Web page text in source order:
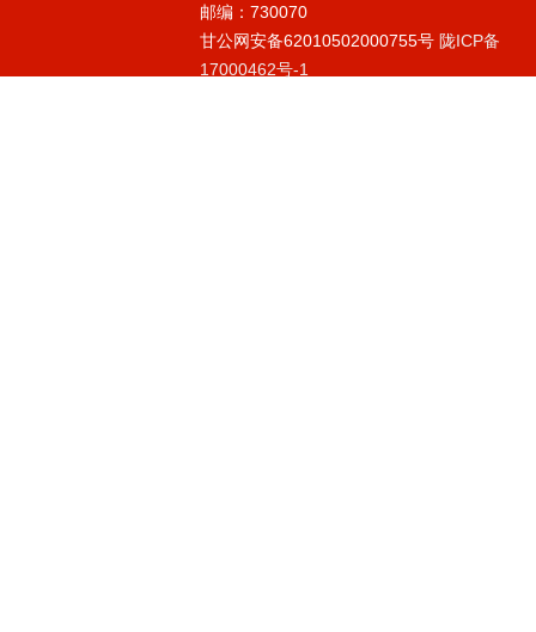
邮编：730070
甘公网安备62010502000755号 陇ICP备
17000462号-1